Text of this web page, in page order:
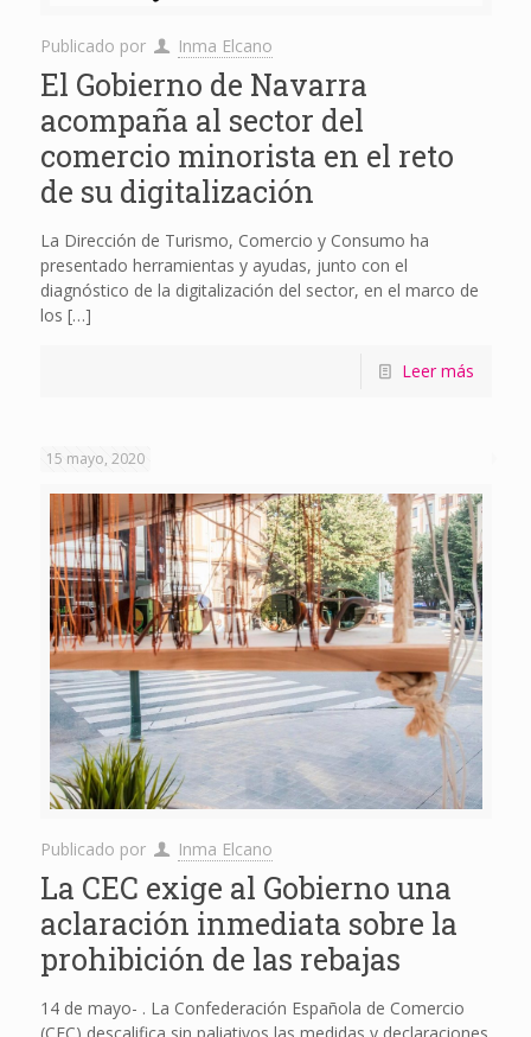
Publicado por Inma Elcano
El Gobierno de Navarra
acompaña al sector del
comercio minorista en el reto
de su digitalización
La Dirección de Turismo, Comercio y Consumo ha
presentado herramientas y ayudas, junto con el
diagnóstico de la digitalización del sector, en el marco de
los […]
Leer más
15 mayo, 2020
Publicado por Inma Elcano
La CEC exige al Gobierno una
aclaración inmediata sobre la
prohibición de las rebajas
14 de mayo- . La Confederación Española de Comercio